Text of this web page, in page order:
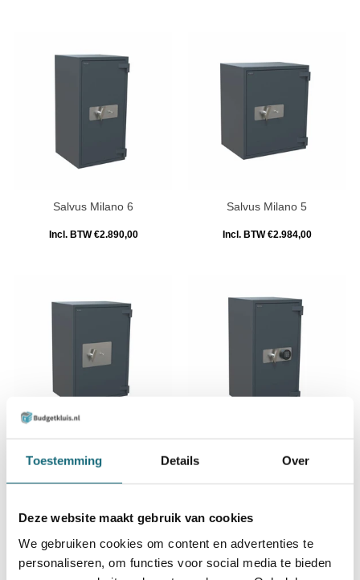
Toestemming Details Over
Deze website maakt gebruik van cookies
We gebruiken cookies om content en advertenties te
personaliseren, om functies voor social media te bieden
Salvus Milano 6
Incl. BTW €2.890,00
Salvus Milano 5
Incl. BTW €2.984,00